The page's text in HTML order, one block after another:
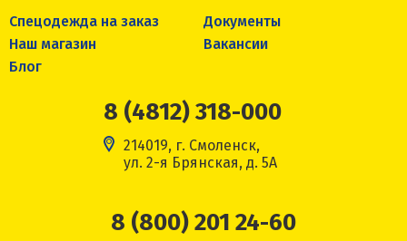
Спецодежда на заказ
Документы
Наш магазин
Вакансии
Блог
8 (4812) 318-000
214019, г. Смоленск,
ул. 2-я Брянская, д. 5А
8 (800) 201 24-60